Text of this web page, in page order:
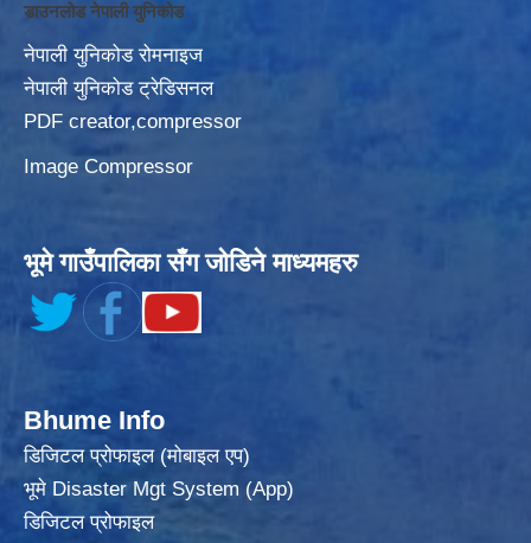
डाउनलोड नेपाली युनिकोड
नेपाली युनिकोड रोमनाइज
नेपाली युनिकोड ट्रेडिसनल
PDF creator,compressor
Image Compressor
भूमे गाउँपालिका सँग जोडिने माध्यमहरु
Bhume Info
डिजिटल प्रोफाइल (मोबाइल एप)
भूमे Disaster Mgt System (App)
डिजिटल प्रोफाइल